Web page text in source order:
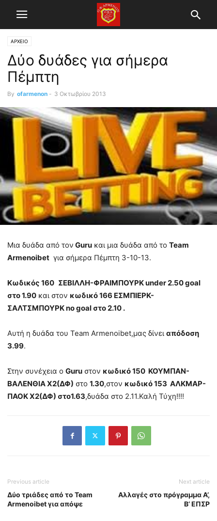
ΑΡΧΕΙΟ
Δύο δυάδες για σήμερα
Πέμπτη
By ofarmenon - 3 Οκτωβρίου 2013
Μια δυάδα από τον Guru και μια δυάδα από το Team
Armenoibet για σήμερα Πέμπτη 3-10-13.
Κωδικός 160 ΣΕΒΙΛΛΗ-ΦΡΑΙΜΠΟΥΡΚ under 2.50 goal
στο 1.90 και στον κωδικό 166 ΕΣΜΠΙΕΡΚ-
ΣΑΛΤΣΜΠΟΥΡΚ no goal στο 2.10 .
Αυτή η δυάδα του Team Armenoibet,μας δίνει απόδοση
3.99.
Στην συνέχεια ο Guru στον κωδικό 150 ΚΟΥΜΠΑΝ-
ΒΑΛΕΝΘΙΑ Χ2(ΔΦ) στο 1.30,στον κωδικό 153 ΑΛΚΜΑΡ-
ΠΑΟΚ Χ2(ΔΦ) στο1.63,δυάδα στο 2.11.Καλή Τύχη!!!!
Previous article
Δύο τριάδες από το Team
Armenoibet για απόψε
Next article
Αλλαγές στο πρόγραμμα Α’,
Β’ ΕΠΣΡ